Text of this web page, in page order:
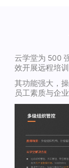
云学堂为 500
效开展远程培训
其功能强大，
员工素质与企